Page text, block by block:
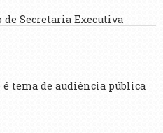
de Secretaria Executiva
é tema de audiência pública